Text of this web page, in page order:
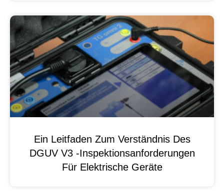
Ein Leitfaden Zum Verständnis Des
DGUV V3 -Inspektionsanforderungen
Für Elektrische Geräte